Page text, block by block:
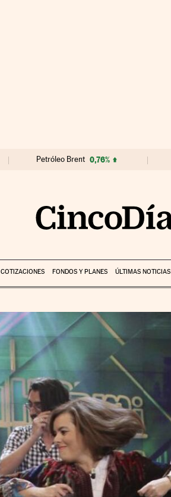
Petróleo Brent 0,76%
COTIZACIONES FONDOS Y PLANES ÚLTIMAS NOTICIAS